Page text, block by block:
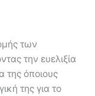
των
την ευελιξία
της όποιους
της για το